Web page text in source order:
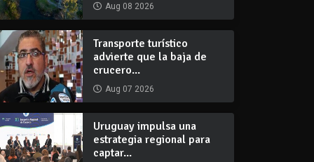
Aug 08 2026
Transporte turístico
advierte que la baja de
crucero...
Aug 07 2026
Uruguay impulsa una
estrategia regional para
captar...